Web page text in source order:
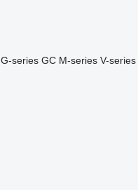
G-series GC M-series V-series